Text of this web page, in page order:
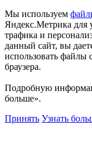
Мы используем
Яндекс.Метрика для
трафика и
данный сайт, вы
использовать файлы
браузера.
Подробную
больше».
Принять Узнать